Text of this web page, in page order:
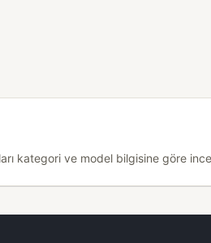
kategori ve model bilgisine göre